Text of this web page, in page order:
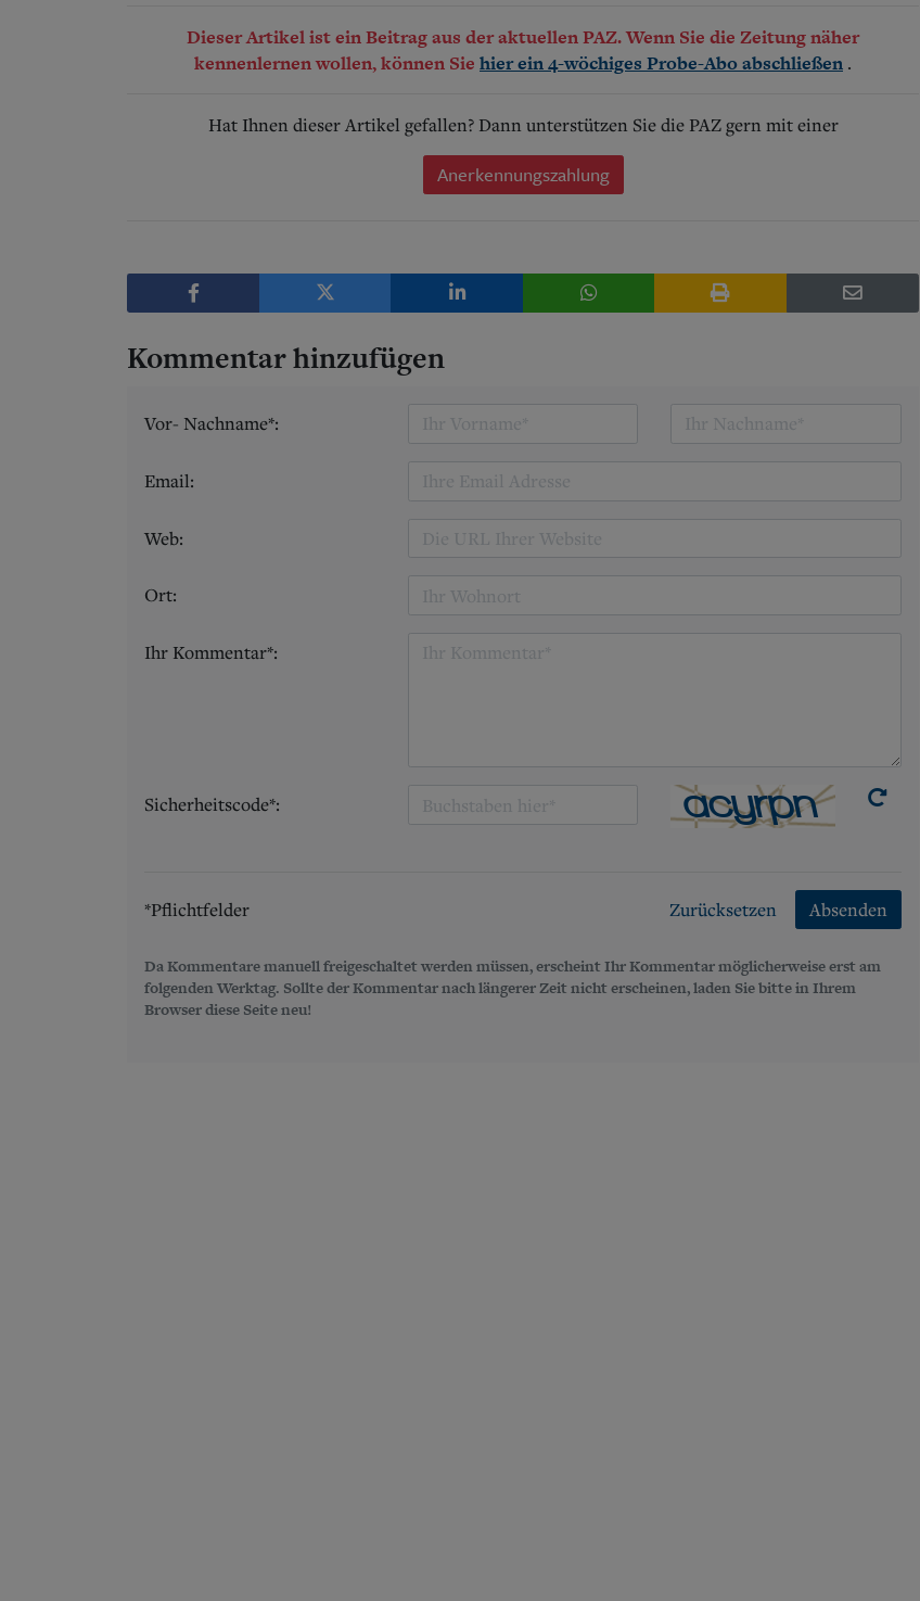
Dieser Artikel ist ein Beitrag aus der aktuellen PAZ. Wenn Sie die Zeitung näher
kennenlernen wollen, können Sie hier ein 4-wöchiges Probe-Abo abschließen .
Hat Ihnen dieser Artikel gefallen? Dann unterstützen Sie die PAZ gern mit einer
Anerkennungszahlung
Kommentar hinzufügen
Vor- Nachname*:
Email:
Web:
Ort:
Ihr Kommentar*:
Sicherheitscode*:
*Pflichtfelder Zurücksetzen Absenden
Da Kommentare manuell freigeschaltet werden müssen, erscheint Ihr Kommentar möglicherweise erst am
folgenden Werktag. Sollte der Kommentar nach längerer Zeit nicht erscheinen, laden Sie bitte in Ihrem
Browser diese Seite neu!